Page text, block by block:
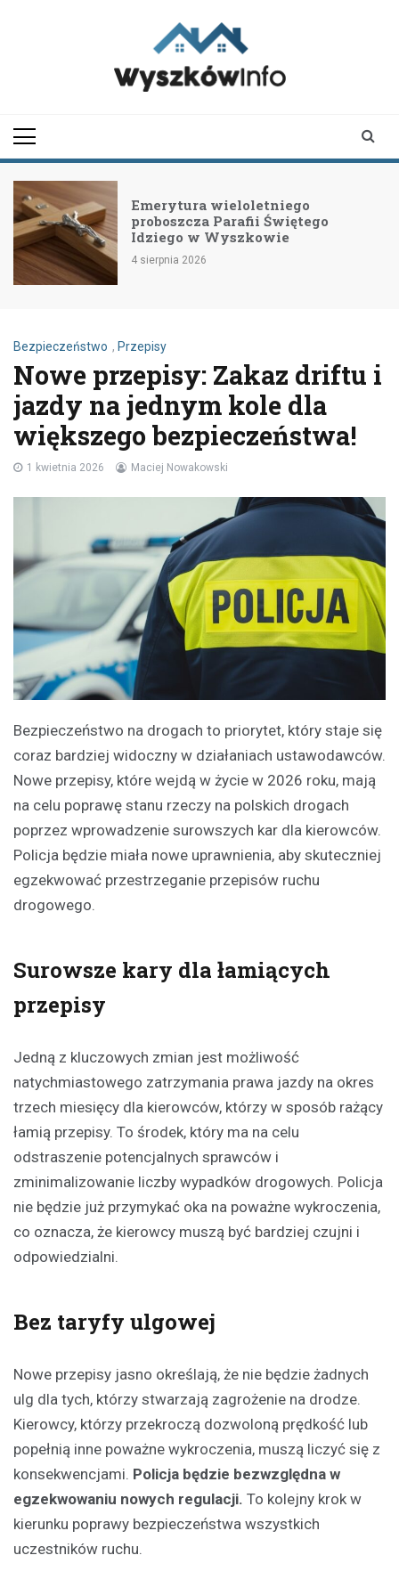
Emerytura wieloletniego
proboszcza Parafii Świętego
Idziego w Wyszkowie
4 sierpnia 2026
Bezpieczeństwo , Przepisy
Nowe przepisy: Zakaz driftu i
jazdy na jednym kole dla
większego bezpieczeństwa!
1 kwietnia 2026 Maciej Nowakowski
Bezpieczeństwo na drogach to priorytet, który staje się
coraz bardziej widoczny w działaniach ustawodawców.
Nowe przepisy, które wejdą w życie w 2026 roku, mają
na celu poprawę stanu rzeczy na polskich drogach
poprzez wprowadzenie surowszych kar dla kierowców.
Policja będzie miała nowe uprawnienia, aby skuteczniej
egzekwować przestrzeganie przepisów ruchu
drogowego.
Surowsze kary dla łamiących
przepisy
Jedną z kluczowych zmian jest możliwość
natychmiastowego zatrzymania prawa jazdy na okres
trzech miesięcy dla kierowców, którzy w sposób rażący
łamią przepisy. To środek, który ma na celu
odstraszenie potencjalnych sprawców i
zminimalizowanie liczby wypadków drogowych. Policja
nie będzie już przymykać oka na poważne wykroczenia,
co oznacza, że kierowcy muszą być bardziej czujni i
odpowiedzialni.
Bez taryfy ulgowej
Nowe przepisy jasno określają, że nie będzie żadnych
ulg dla tych, którzy stwarzają zagrożenie na drodze.
Kierowcy, którzy przekroczą dozwoloną prędkość lub
popełnią inne poważne wykroczenia, muszą liczyć się z
konsekwencjami. Policja będzie bezwzględna w
egzekwowaniu nowych regulacji. To kolejny krok w
kierunku poprawy bezpieczeństwa wszystkich
uczestników ruchu.